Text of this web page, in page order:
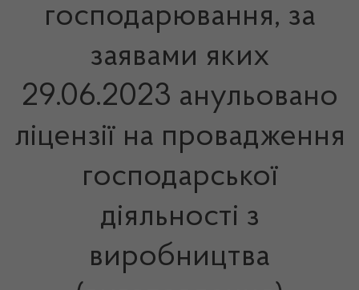
господарювання, за
заявами яких
29.06.2023 анульовано
ліцензії на провадження
господарської
діяльності з
виробництва